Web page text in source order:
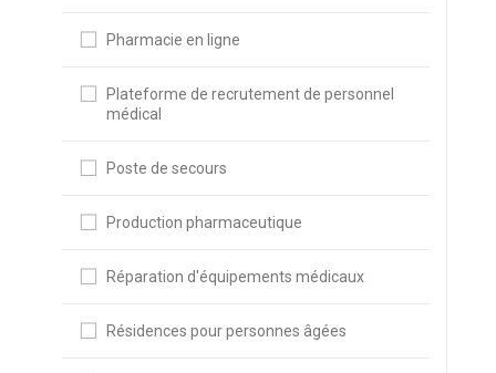
Pharmacie en ligne
Plateforme de recrutement de personnel
médical
Poste de secours
Production pharmaceutique
Réparation d'équipements médicaux
Résidences pour personnes âgées